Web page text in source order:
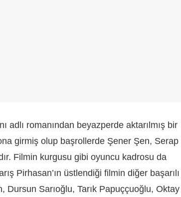
adlı romanından beyazperde aktarılmış bir
girmiş olup başrollerde Şener Şen, Serap
Filmin kurgusu gibi oyuncu kadrosu da
Pirhasan’ın üstlendiği filmin diğer başarılı
Dursun Sarıoğlu, Tarık Papuççuoğlu, Oktay